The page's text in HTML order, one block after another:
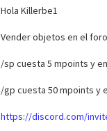
Hola Killerbe1
Vender objetos en el
/sp cuesta 5 mpoints y
/gp cuesta 50 mpoints y
https://discord.com/